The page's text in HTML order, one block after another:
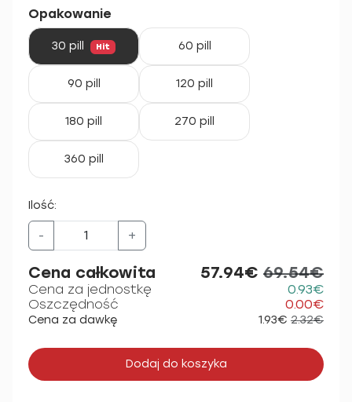
Opakowanie
30 pill Hit 60 pill
90 pill 120 pill
180 pill 270 pill
360 pill
Ilość:
- +
Cena całkowita 57.94€ 69.54€
Cena za jednostkę
0.93€
Oszczędność
0.00€
Cena za dawkę 1.93€ 2.32€
Dodaj do koszyka